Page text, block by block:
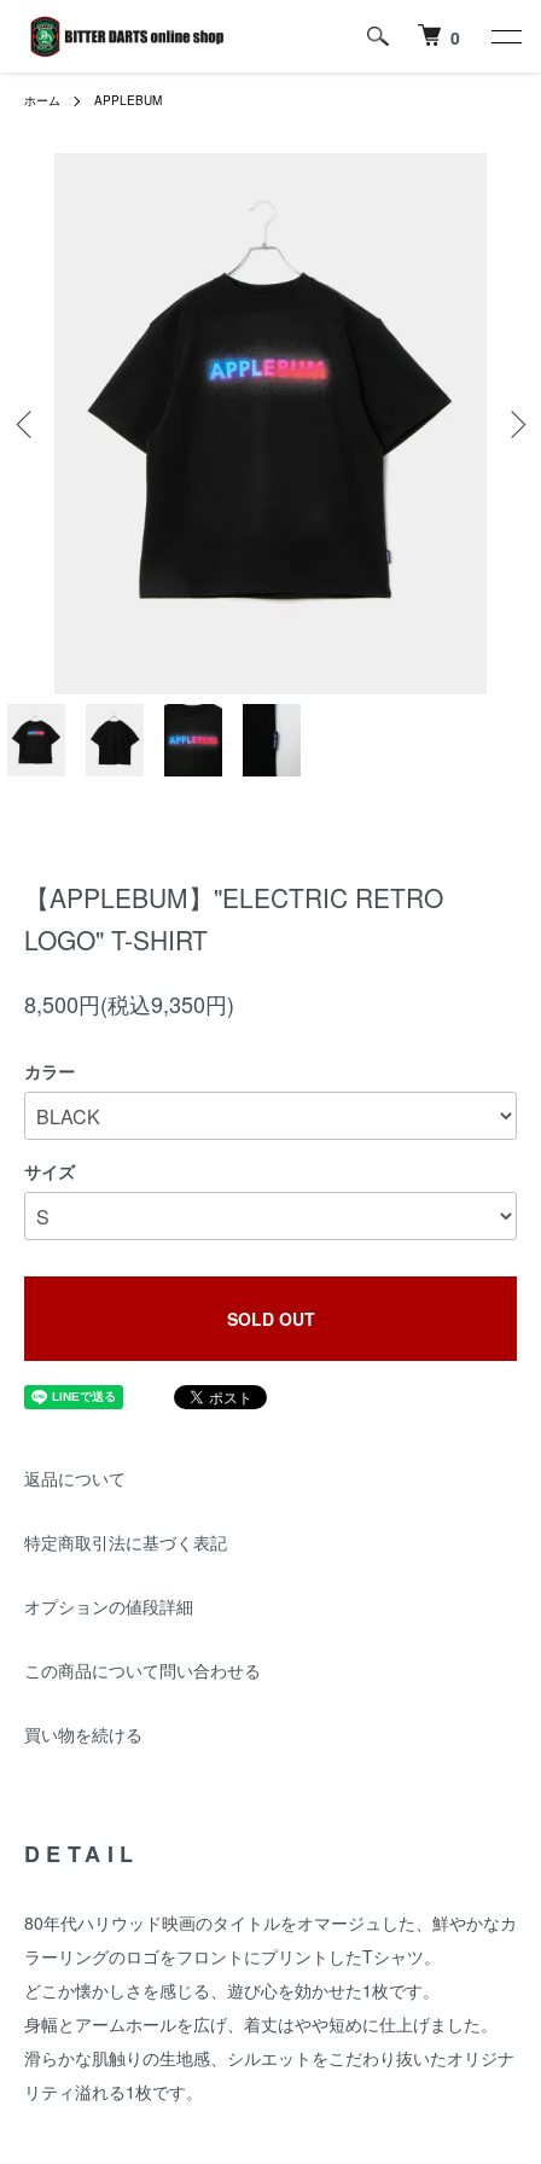
0
ホーム APPLEBUM
【APPLEBUM】"ELECTRIC RETRO
LOGO" T-SHIRT
8,500円(税込9,350円)
カラー
サイズ
SOLD OUT
返品について
特定商取引法に基づく表記
オプションの値段詳細
この商品について問い合わせる
買い物を続ける
DETAIL
80年代ハリウッド映画のタイトルをオマージュした、鮮やかなカ
ラーリングのロゴをフロントにプリントしたTシャツ。
どこか懐かしさを感じる、遊び心を効かせた1枚です。
身幅とアームホールを広げ、着丈はやや短めに仕上げました。
滑らかな肌触りの生地感、シルエットをこだわり抜いたオリジナ
リティ溢れる1枚です。